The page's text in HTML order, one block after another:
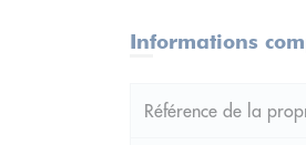
Informations
Référence de la